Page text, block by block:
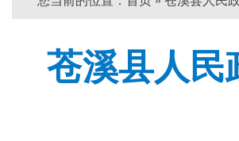
苍溪县人民